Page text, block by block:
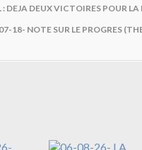
DEJA DEUX VICTOIRES POUR
18- NOTE SUR LE PROGRES